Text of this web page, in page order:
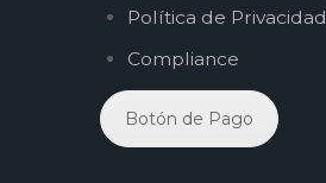
Política de Privacidad
Compliance
Botón de Pago